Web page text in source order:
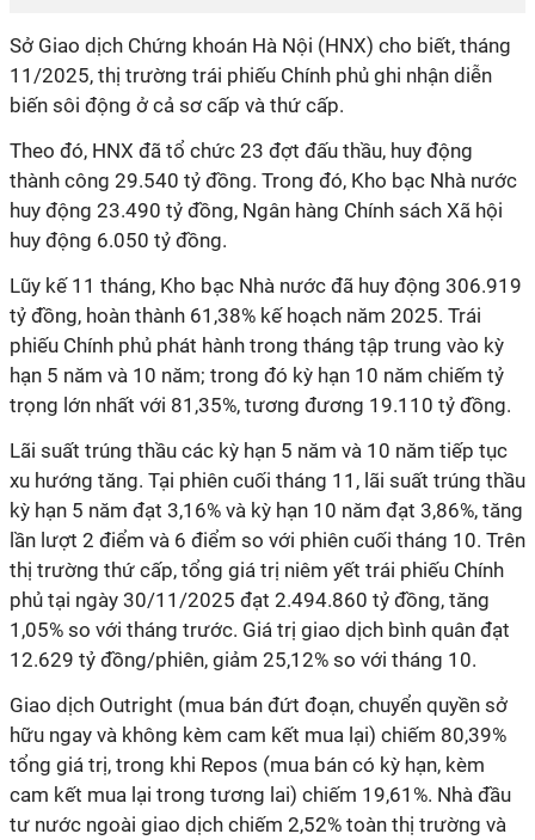
Sở Giao dịch Chứng khoán Hà Nội (HNX) cho biết, tháng
11/2025, thị trường trái phiếu Chính phủ ghi nhận diễn
biến sôi động ở cả sơ cấp và thứ cấp.
Theo đó, HNX đã tổ chức 23 đợt đấu thầu, huy động
thành công 29.540 tỷ đồng. Trong đó, Kho bạc Nhà nước
huy động 23.490 tỷ đồng, Ngân hàng Chính sách Xã hội
huy động 6.050 tỷ đồng.
Lũy kế 11 tháng, Kho bạc Nhà nước đã huy động 306.919
tỷ đồng, hoàn thành 61,38% kế hoạch năm 2025. Trái
phiếu Chính phủ phát hành trong tháng tập trung vào kỳ
hạn 5 năm và 10 năm; trong đó kỳ hạn 10 năm chiếm tỷ
trọng lớn nhất với 81,35%, tương đương 19.110 tỷ đồng.
Lãi suất trúng thầu các kỳ hạn 5 năm và 10 năm tiếp tục
xu hướng tăng. Tại phiên cuối tháng 11, lãi suất trúng thầu
kỳ hạn 5 năm đạt 3,16% và kỳ hạn 10 năm đạt 3,86%, tăng
lần lượt 2 điểm và 6 điểm so với phiên cuối tháng 10. Trên
thị trường thứ cấp, tổng giá trị niêm yết trái phiếu Chính
phủ tại ngày 30/11/2025 đạt 2.494.860 tỷ đồng, tăng
1,05% so với tháng trước. Giá trị giao dịch bình quân đạt
12.629 tỷ đồng/phiên, giảm 25,12% so với tháng 10.
Giao dịch Outright (mua bán đứt đoạn, chuyển quyền sở
hữu ngay và không kèm cam kết mua lại) chiếm 80,39%
tổng giá trị, trong khi Repos (mua bán có kỳ hạn, kèm
cam kết mua lại trong tương lai) chiếm 19,61%. Nhà đầu
tư nước ngoài giao dịch chiếm 2,52% toàn thị trường và